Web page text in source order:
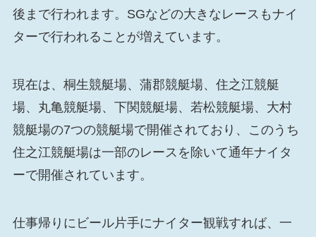
後まで行われます。SGなどの大きなレースもナイ
ターで行われることが増えています。
現在は、桐生競艇場、蒲郡競艇場、住之江競艇
場、丸亀競艇場、下関競艇場、若松競艇場、大村
競艇場の7つの競艇場で開催されており、このうち
住之江競艇場は一部のレースを除いて通年ナイタ
ーで開催されています。
仕事帰りにビール片手にナイター観戦すれば、一